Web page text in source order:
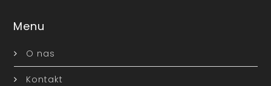
Menu
O nas
Kontakt